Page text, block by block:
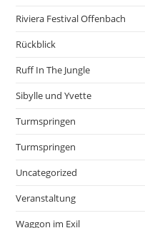
Riviera Festival Offenbach
Rückblick
Ruff In The Jungle
Sibylle und Yvette
Turmspringen
Turmspringen
Uncategorized
Veranstaltung
Waggon im Exil